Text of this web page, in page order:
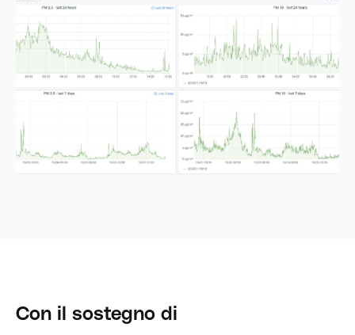
Con il sostegno di